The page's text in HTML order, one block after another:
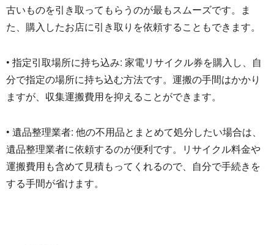
古いものを引き取ってもらうのが最もスムーズです。ま
た、 購入したお店に引き取りを依頼することもできます。
• 指定引取場所に持ち込み: 家電リサイクル券を購入し、 自
分で指定の場所に持ち込む方法です。 運搬の手間はかかり
ますが、 収集運搬費用を抑えることができます。
• 遺品整理業者: 他の不用品とまとめて処分したい場合は、
遺品整理業者に依頼するのが便利です。
リサイクル料金や
運搬費用も含めて見積もってくれるので、 自分で手続きを
する手間が省けます。